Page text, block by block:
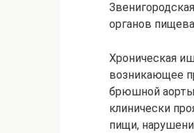
органов
Хроническая
возникающее
брюшной аорты
клинически
пищи,